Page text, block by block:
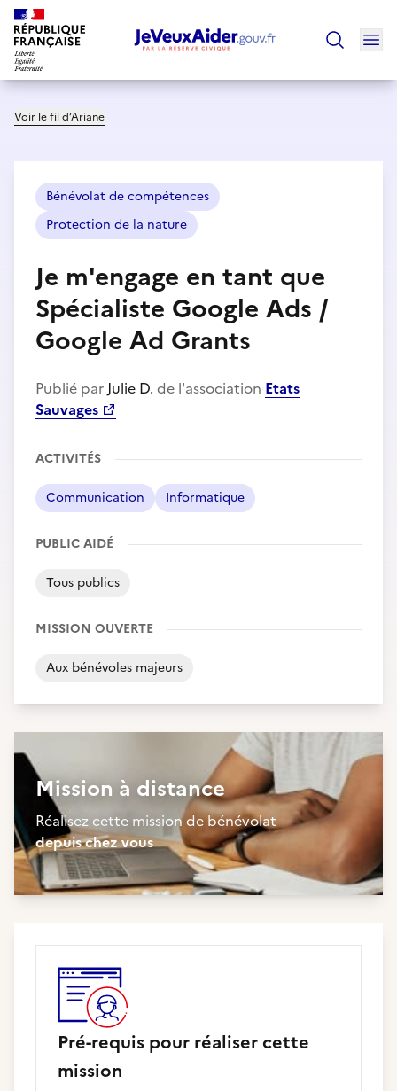
Voir le fil d’Ariane
Bénévolat de compétences
Protection de la nature
Je m'engage en tant que
Spécialiste Google Ads /
Google Ad Grants
Publié par Julie D. de l'association Etats
Sauvages
ACTIVITÉS
Communication Informatique
PUBLIC AIDÉ
Tous publics
MISSION OUVERTE
Aux bénévoles majeurs
Mission à distance
Réalisez cette mission de bénévolat
depuis chez vous
Pré-requis pour réaliser cette
mission